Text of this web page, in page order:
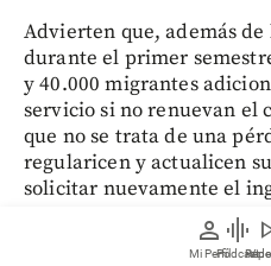
person
Mi Perfil
graphic_eq
Pódcast
Advierten que, además
durante el primer
y 40.000 migrantes
servicio si no renuevan
que no se trata de una
regularicen y actualicen
solicitar nuevamente el